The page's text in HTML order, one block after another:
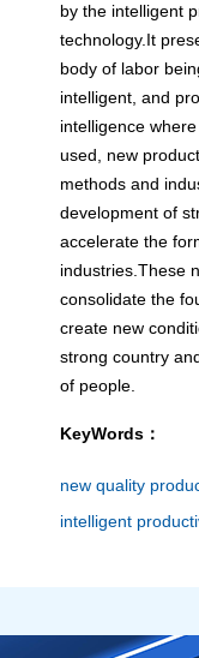
by the intelligent
technology.It
body of labor
intelligent, and
intelligence
used, new
methods and
development of
accelerate the
industries.These
consolidate the
create new
strong country
of people.
KeyWords：
new quality
intelligent